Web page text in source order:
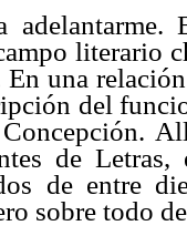
literario
una
del
de
de entre
sobre todo